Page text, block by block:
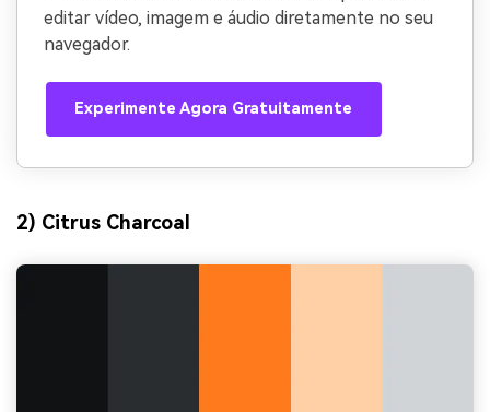
editar vídeo, imagem e áudio diretamente no seu
navegador.
Experimente Agora Gratuitamente
2) Citrus Charcoal